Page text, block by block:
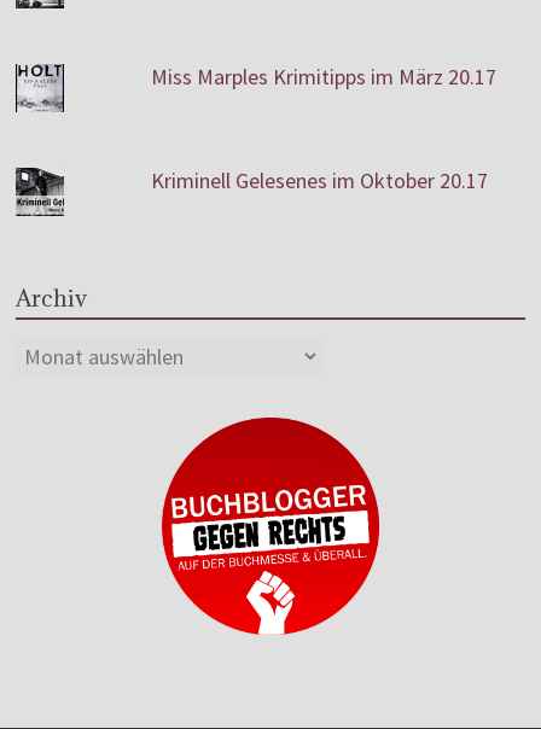
Miss Marples Krimitipps im März 20.17
Kriminell Gelesenes im Oktober 20.17
Archiv